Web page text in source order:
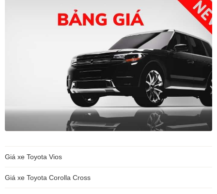
Giá xe Toyota Vios
Giá xe Toyota Corolla Cross